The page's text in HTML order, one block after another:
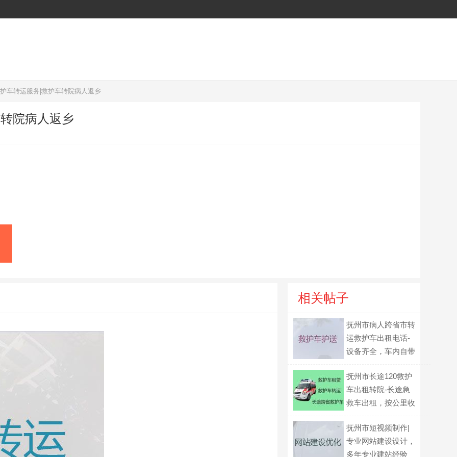
车转运服务|救护车转院病人返乡
院病人返乡
相关帖子
抚州市病人跨省市转
运救护车出租电话-
设备齐全，车内自带
抚州市长途120救护
车出租转院-长途急
救车出租，按公里收
抚州市短视频制作|
专业网站建设设计，
多年专业建站经验